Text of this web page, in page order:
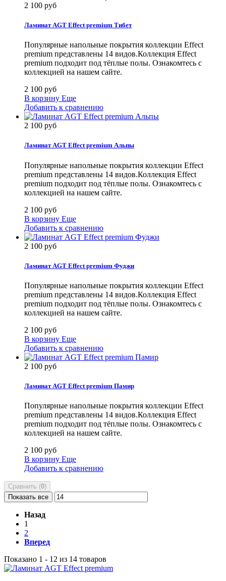
2 100 руб
Ламинат AGT Effect premium Тибет
Популярные напольные покрытия коллекции Effect
premium представлены 14 видов.Коллекция Effect
premium подходит под тёплые полы. Ознакомтесь с
коллекцией на нашем сайте.
2 100 руб
В корзину Еще
Добавить к сравнению
2 100 руб
Ламинат AGT Effect premium Альпы
Популярные напольные покрытия коллекции Effect
premium представлены 14 видов.Коллекция Effect
premium подходит под тёплые полы. Ознакомтесь с
коллекцией на нашем сайте.
2 100 руб
В корзину Еще
Добавить к сравнению
2 100 руб
Ламинат AGT Effect premium Фуджи
Популярные напольные покрытия коллекции Effect
premium представлены 14 видов.Коллекция Effect
premium подходит под тёплые полы. Ознакомтесь с
коллекцией на нашем сайте.
2 100 руб
В корзину Еще
Добавить к сравнению
2 100 руб
Ламинат AGT Effect premium Памир
Популярные напольные покрытия коллекции Effect
premium представлены 14 видов.Коллекция Effect
premium подходит под тёплые полы. Ознакомтесь с
коллекцией на нашем сайте.
2 100 руб
В корзину Еще
Добавить к сравнению
Сравнить (0)
Показать все
Назад
1
2
Вперед
Показано 1 - 12 из 14 товаров